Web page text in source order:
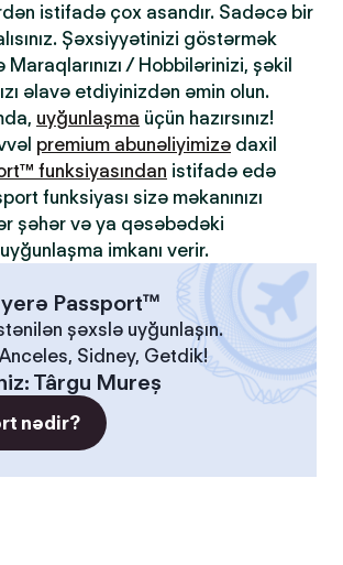
istifadə çox asandır. Sadəcə bir
Şəxsiyyətinizi göstərmək
/ Hobbilərinizi, şəkil
əlavə etdiyinizdən əmin olun.
uyğunlaşma üçün hazırsınız!
premium abunəliyimizə daxil
funksiyasından istifadə edə
funksiyası sizə məkanınızı
şəhər və ya qəsəbədəki
imkanı verir.
Passport™
şəxslə uyğunlaşın.
Sidney, Getdik!
: Târgu Mureș
nədir?